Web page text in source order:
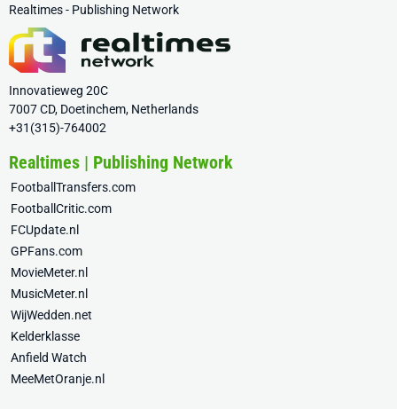
Realtimes - Publishing Network
Innovatieweg 20C
7007 CD, Doetinchem, Netherlands
+31(315)-764002
Realtimes | Publishing Network
FootballTransfers.com
FootballCritic.com
FCUpdate.nl
GPFans.com
MovieMeter.nl
MusicMeter.nl
WijWedden.net
Kelderklasse
Anfield Watch
MeeMetOranje.nl